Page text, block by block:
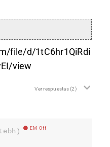
file/d/1tC6hr1QiRdi
view
Ver respuestas(2)
EM Off